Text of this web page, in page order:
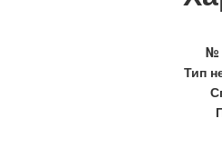
№
Тип